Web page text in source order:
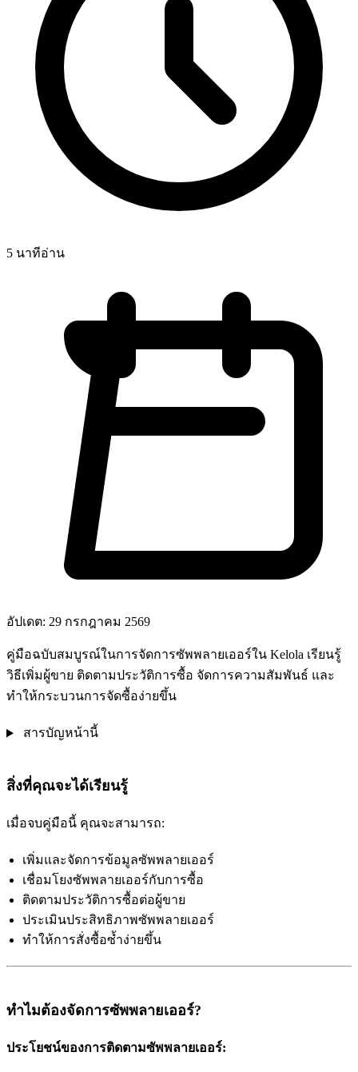
5 นาทีอ่าน
อัปเดต: 29 กรกฎาคม 2569
คู่มือฉบับสมบูรณ์ในการจัดการซัพพลายเออร์ใน Kelola เรียนรู้
วิธีเพิ่มผู้ขาย ติดตามประวัติการซื้อ จัดการความสัมพันธ์ และ
ทำให้กระบวนการจัดซื้อง่ายขึ้น
สารบัญหน้านี้
สิ่งที่คุณจะได้เรียนรู้
เมื่อจบคู่มือนี้ คุณจะสามารถ:
เพิ่มและจัดการข้อมูลซัพพลายเออร์
เชื่อมโยงซัพพลายเออร์กับการซื้อ
ติดตามประวัติการซื้อต่อผู้ขาย
ประเมินประสิทธิภาพซัพพลายเออร์
ทำให้การสั่งซื้อซ้ำง่ายขึ้น
ทำไมต้องจัดการซัพพลายเออร์?
ประโยชน์ของการติดตามซัพพลายเออร์: